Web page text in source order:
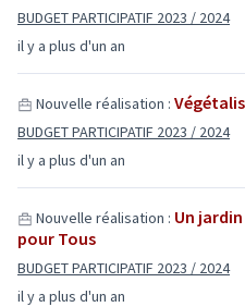
il y a plus d'un an
BUDGET PARTICIPATIF 2023 / 2024
il y a plus d'un an
Nouvelle réalisation :
BUDGET PARTICIPATIF 2023 / 2024
il y a plus d'un an
Nouvelle réalisation : Un
pour Tous
BUDGET PARTICIPATIF 2023 / 2024